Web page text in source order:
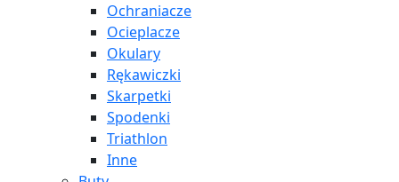
Ochraniacze
Ocieplacze
Okulary
Rękawiczki
Skarpetki
Spodenki
Triathlon
Inne